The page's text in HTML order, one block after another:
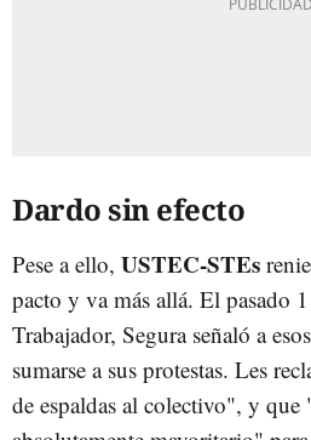
Dardo sin efecto
Pese a ello, USTEC-STEs
pacto y va más allá. El pasado
Trabajador, Segura señaló a
sumarse a sus protestas. Les
de espaldas al colectivo", y que